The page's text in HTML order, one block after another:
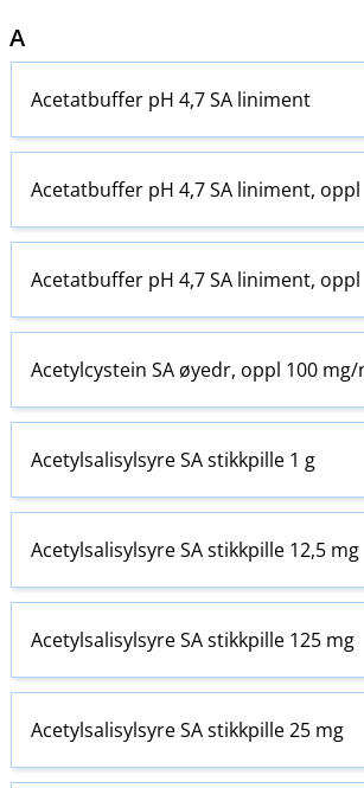
A
Acetatbuffer pH 4,7 SA liniment
Acetatbuffer pH 4,7 SA liniment, oppl
Acetatbuffer pH 4,7 SA liniment, oppl
Acetylcystein SA øyedr, oppl 100 mg/
Acetylsalisylsyre SA stikkpille 1 g
Acetylsalisylsyre SA stikkpille 12,5 mg
Acetylsalisylsyre SA stikkpille 125 mg
Acetylsalisylsyre SA stikkpille 25 mg